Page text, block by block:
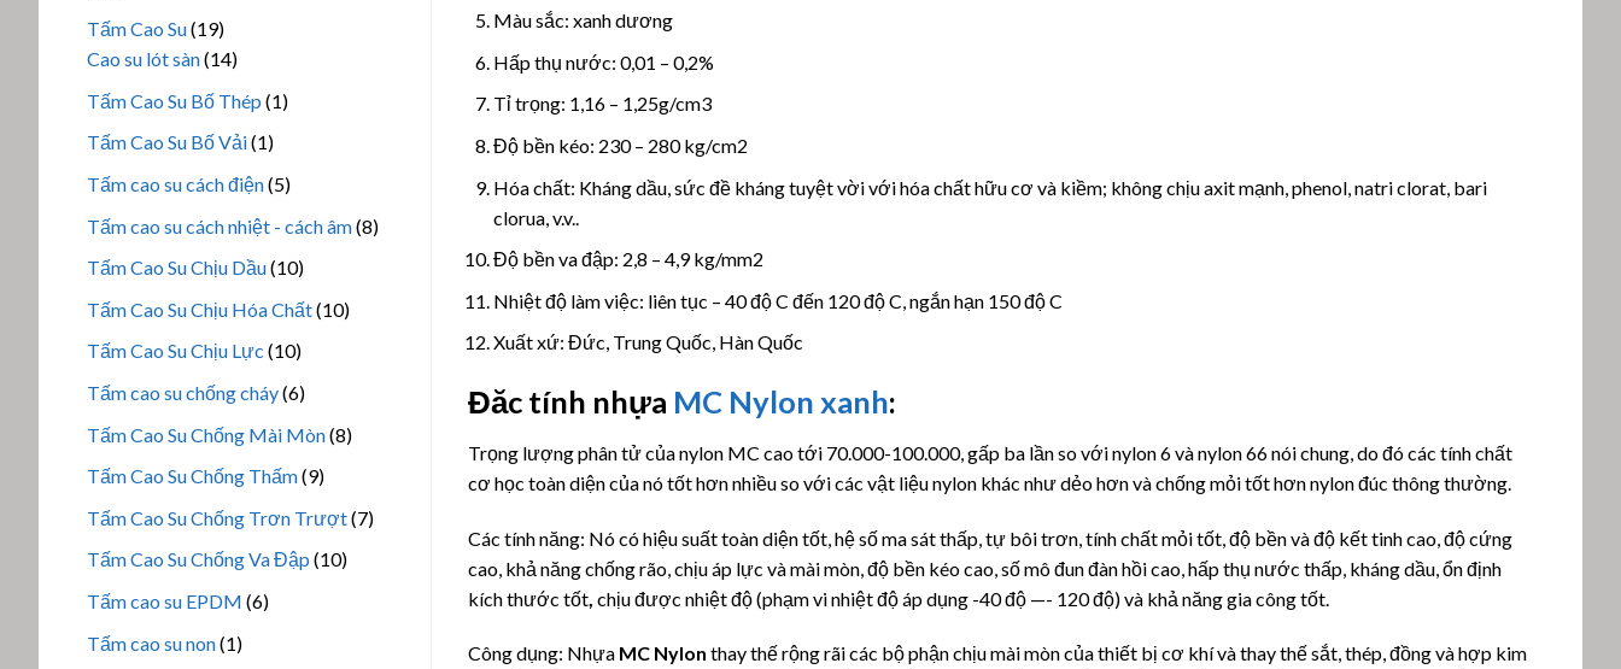
Tấm Cao Su 1919
sản
Cao su lót sàn 1414
phẩm
Tấm Cao Su Bố Thép 11
Tấm Cao Su Bố Vải 11
phẩm
Tấm cao su cách điện 55
Tấm cao su cách nhiệt - cách âm 88
Tấm Cao Su Chịu Dầu 1010
sản
phẩm
Tấm Cao Su Chịu Hóa Chất 1010
Tấm Cao Su Chịu Lực 1010
phẩm
Tấm cao su chống cháy 66
phẩm
Tấm Cao Su Chống Mài Mòn 88
Tấm Cao Su Chống Thấm 99
phẩm
Tấm Cao Su Chống Trơn Trượt 77
Tấm Cao Su Chống Va Đập 1010
Tấm cao su EPDM 66
Tấm cao su non 11
Màu sắc: xanh dương
Hấp thụ nước: 0,01 – 0,2%
Tỉ trọng: 1,16 – 1,25g/cm3
Độ bền kéo: 230 – 280 kg/cm2
Hóa chất: Kháng dầu, sức đề kháng tuyệt vời với hóa chất hữu cơ và kiềm; không chịu axit mạnh, phenol, natri clorat, bari
clorua, v.v..
Độ bền va đập: 2,8 – 4,9 kg/mm2
Nhiệt độ làm việc: liên tục – 40 độ C đến 120 độ C, ngắn hạn 150 độ C
Xuất xứ: Đức, Trung Quốc, Hàn Quốc
Đăc tính nhựa MC Nylon xanh:
Trọng lượng phân tử của nylon MC cao tới 70.000-100.000, gấp ba lần so với nylon 6 và nylon 66 nói chung, do đó các tính chất
cơ học toàn diện của nó tốt hơn nhiều so với các vật liệu nylon khác như dẻo hơn và chống mỏi tốt hơn nylon đúc thông thường.
Các tính năng: Nó có hiệu suất toàn diện tốt, hệ số ma sát thấp, tự bôi trơn, tính chất mỏi tốt, độ bền và độ kết tinh cao, độ cứng
cao, khả năng chống rão, chịu áp lực và mài mòn, độ bền kéo cao, số mô đun đàn hồi cao, hấp thụ nước thấp, kháng dầu, ổn định
kích thước tốt chịu được nhiệt độ (phạm vi nhiệt độ áp dụng -40 độ —- 120 độ) và khả năng gia công tốt.
Công dụng: Nhựa MC Nylon thay thế rộng rãi các bộ phận chịu mài mòn của thiết bị cơ khí và thay thế sắt, thép, đồng và hợp kim